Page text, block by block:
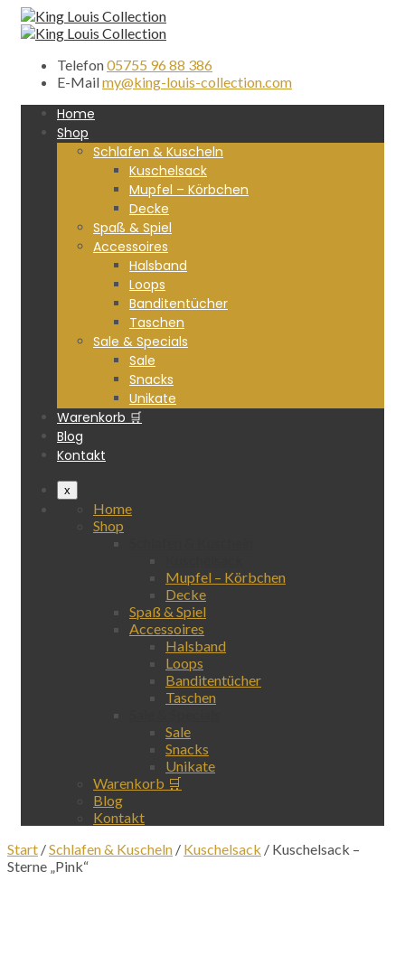
Telefon05755 96 88 386
E-Mailmy@king-louis-collection.com
Home
Shop
Schlafen & Kuscheln
Kuschelsack
Mupfel – Körbchen
Decke
Spaß & Spiel
Accessoires
Halsband
Loops
Banditentücher
Taschen
Sale & Specials
Sale
Snacks
Unikate
Warenkorb 🛒
Blog
Kontakt
x
Home
Shop
Mupfel – Körbchen
Decke
Spaß & Spiel
Accessoires
Halsband
Loops
Banditentücher
Taschen
Sale
Snacks
Unikate
Warenkorb 🛒
Blog
Kontakt
Start /Schlafen & Kuscheln / Kuschelsack / Kuschelsack –
Sterne „Pink“